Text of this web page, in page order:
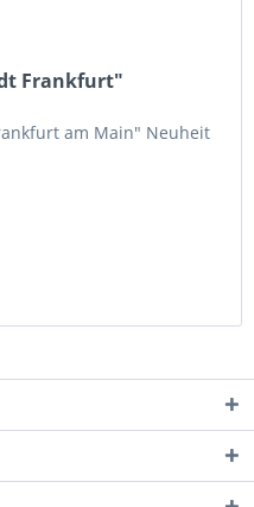
Frankfurt"
am Main" Neuheit